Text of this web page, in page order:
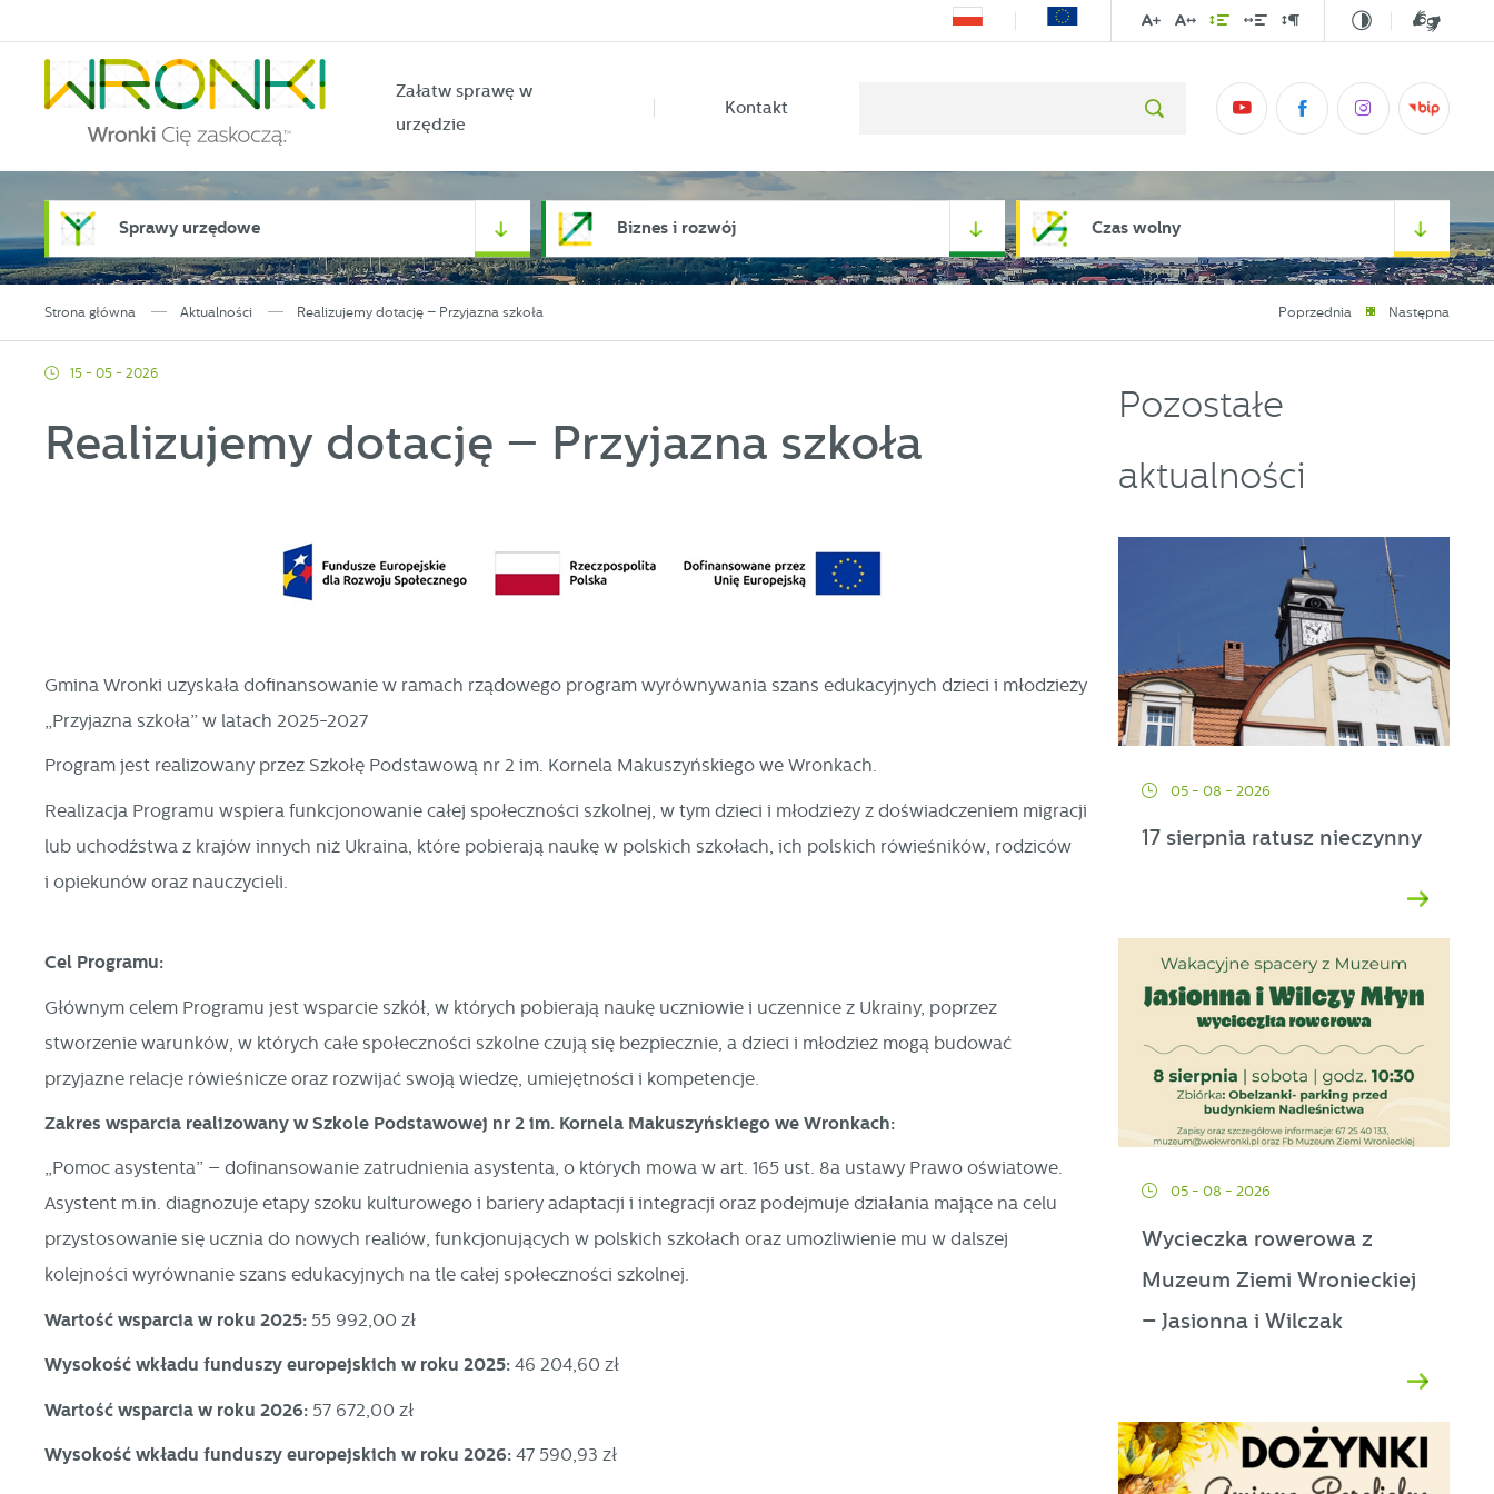
Załatw sprawę w
urzędzie
Kontakt
Sprawy urzędowe Biznes i rozwój Czas wolny
Strona główna Aktualności Realizujemy dotację – Przyjazna szkoła Poprzednia Następna
15 - 05 - 2026
Realizujemy dotację – Przyjazna szkoła
Gmina Wronki uzyskała dofinansowanie w ramach rządowego program wyrównywania szans edukacyjnych dzieci i młodzieży
„Przyjazna szkoła” w latach 2025-2027
Program jest realizowany przez Szkołę Podstawową nr 2 im. Kornela Makuszyńskiego we Wronkach.
Realizacja Programu wspiera funkcjonowanie całej społeczności szkolnej, w tym dzieci i młodzieży z doświadczeniem migracji
lub uchodźstwa z krajów innych niż Ukraina, które pobierają naukę w polskich szkołach, ich polskich rówieśników, rodziców
i opiekunów oraz nauczycieli.
Cel Programu:
Głównym celem Programu jest wsparcie szkół, w których pobierają naukę uczniowie i uczennice z Ukrainy, poprzez
stworzenie warunków, w których całe społeczności szkolne czują się bezpiecznie, a dzieci i młodzież mogą budować
przyjazne relacje rówieśnicze oraz rozwijać swoją wiedzę, umiejętności i kompetencje.
Zakres wsparcia realizowany w Szkole Podstawowej nr 2 im. Kornela Makuszyńskiego we Wronkach:
„Pomoc asystenta” – dofinansowanie zatrudnienia asystenta, o których mowa w art. 165 ust. 8a ustawy Prawo oświatowe.
Asystent m.in. diagnozuje etapy szoku kulturowego i bariery adaptacji i integracji oraz podejmuje działania mające na celu
przystosowanie się ucznia do nowych realiów, funkcjonujących w polskich szkołach oraz umożliwienie mu w dalszej
kolejności wyrównanie szans edukacyjnych na tle całej społeczności szkolnej.
Wartość wsparcia w roku 2025:55 992,00 zł
Wysokość wkładu funduszy europejskich w roku 2025: 46 204,60 zł
Wartość wsparcia w roku 2026: 57 672,00 zł
Wysokość wkładu funduszy europejskich w roku 2026:47 590,93 zł
Pozostałe
aktualności
05 - 08 - 2026
17 sierpnia ratusz nieczynny
05 - 08 - 2026
Wycieczka rowerowa z
Muzeum Ziemi Wronieckiej
– Jasionna i Wilczak
Ustawienia
je wszystkie. W dowolnym momencie możesz dokonać zmiany swoich ustawień.
Niezbędne
Niezbędne pliki cookies służą do prawidłowego funkcjonowania strony internetowej
dostosowania Twoich ustawień preferencji prywatności, logowania czy wypełniania
Tego typu pliki cookies umożliwiają stronie internetowej zapamiętanie